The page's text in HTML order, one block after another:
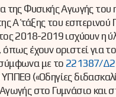
της Φυσικής Αγωγής του
Α΄ τάξης του εσπερινού
2018-2019 ισχύουν η
όπως έχουν οριστεί για
με το 221387/
(«Οδηγίες
στο Γυμνάσιο και